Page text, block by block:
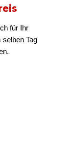
für Ihr
Tag